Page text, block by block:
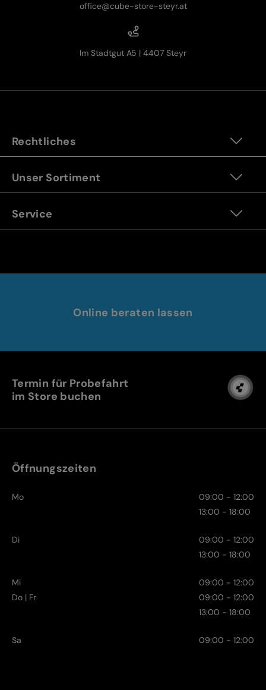
office@cube-store-steyr.at
Im Stadtgut A5 | 4407 Steyr
Rechtliches
Unser Sortiment
Service
Online beraten lassen
Termin für Probefahrt
im Store buchen
Öffnungszeiten
Mo
09:00 - 12:00
13:00 - 18:00
Di
09:00 - 12:00
13:00 - 18:00
Mi
09:00 - 12:00
Do | Fr
09:00 - 12:00
13:00 - 18:00
Sa 09:00 - 12:00